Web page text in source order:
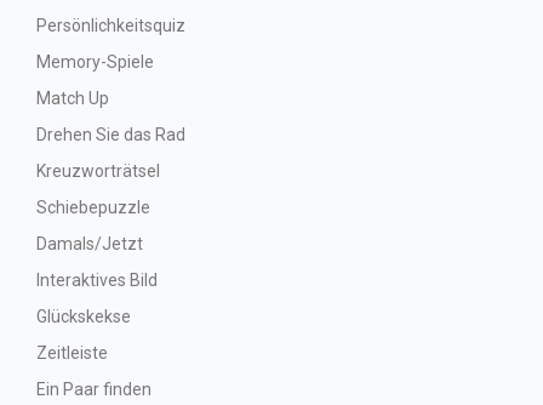
Persönlichkeitsquiz
Memory-Spiele
Match Up
Drehen Sie das Rad
Kreuzworträtsel
Schiebepuzzle
Damals/Jetzt
Interaktives Bild
Glückskekse
Zeitleiste
Ein Paar finden